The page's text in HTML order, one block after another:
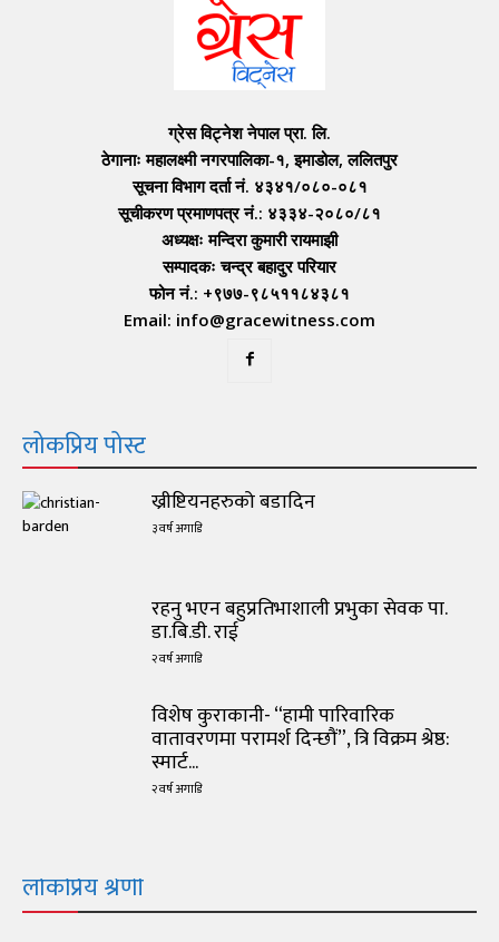
ग्रेस विट्नेश नेपाल प्रा. लि.
ठेगानाः महालक्ष्मी नगरपालिका-१, इमाडोल, ललितपुर
सूचना विभाग दर्ता नं. ४३४१/०८०-०८१
सूचीकरण प्रमाणपत्र नं.: ४३३४-२०८०/८१
अध्यक्षः मन्दिरा कुमारी रायमाझी
सम्पादकः चन्द्र बहादुर परियार
फोन नं.: +९७७-९८५११८४३८१
Email: info@gracewitness.com
लोकप्रिय पोस्ट
ख्रीष्टियनहरुको बडादिन
३ वर्ष अगाडि
रहनु भएन बहुप्रतिभाशाली प्रभुका सेवक पा.
डा.बि.डी. राई
२ वर्ष अगाडि
विशेष कुराकानी- “हामी पारिवारिक
वातावरणमा परामर्श दिन्छौं”, त्रि विक्रम श्रेष्ठ:
स्मार्ट...
२ वर्ष अगाडि
लोकप्रिय श्रेणी